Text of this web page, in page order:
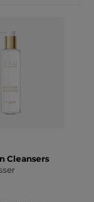
Cleansers